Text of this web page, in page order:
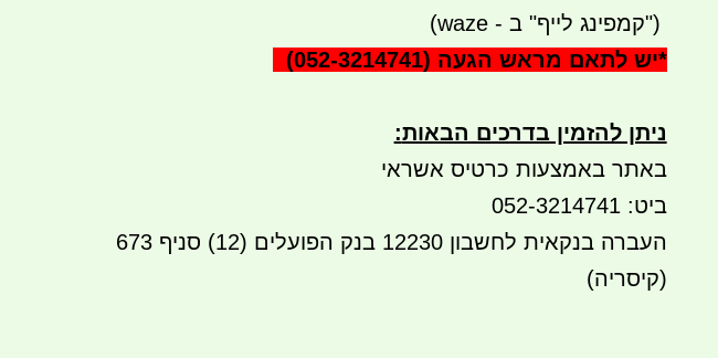
")קמפינג לייף" ב - waze)
*יש לתאם מראש הגעה (052-3214741)
ניתן להזמין בדרכים הבאות:
באתר באמצעות כרטיס אשראי
ביט: 052-3214741
העברה בנקאית לחשבון 12230 בנק הפועלים (12) סניף 673
(קיסריה)